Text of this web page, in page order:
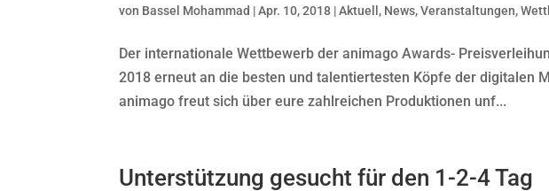
von Bassel Mohammad |Apr. 10, 2018 |Aktuell, News,Veranstaltungen,
Der internationale Wettbewerb der animago Awards-
2018 erneut an die besten und talentiertesten Köpfe der digitalen
animago freut sich über eure zahlreichen Produktionen unf...
Unterstützung gesucht für den 1-2-4 Tag